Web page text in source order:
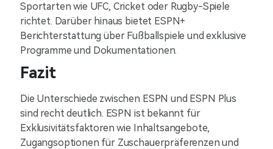
Sportarten wie UFC, Cricket oder Rugby-Spiele
richtet. Darüber hinaus bietet ESPN+
Berichterstattung über Fußballspiele und exklusive
Programme und Dokumentationen.
Fazit
Die Unterschiede zwischen ESPN und ESPN Plus
sind recht deutlich. ESPN ist bekannt für
Exklusivitätsfaktoren wie Inhaltsangebote,
Zugangsoptionen für Zuschauerpräferenzen und